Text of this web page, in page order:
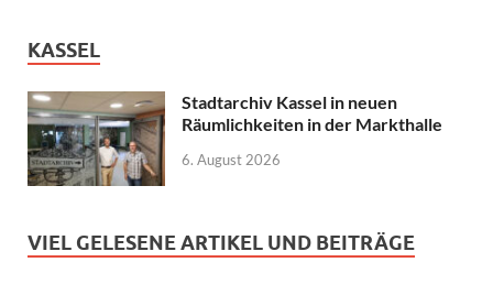
KASSEL
Stadtarchiv Kassel in neuen
Räumlichkeiten in der Markthalle
6. August 2026
VIEL GELESENE ARTIKEL UND BEITRÄGE